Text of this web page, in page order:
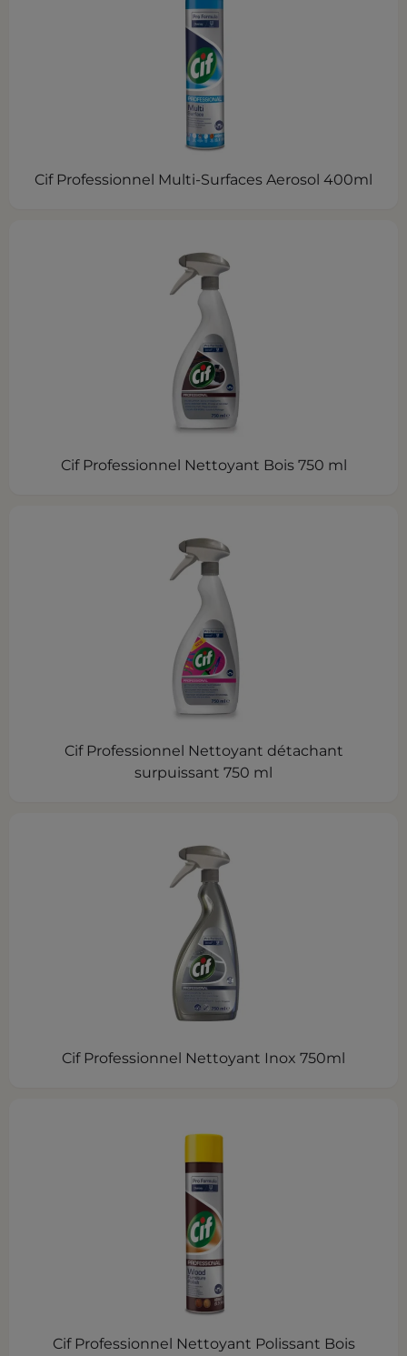
Cif Professionnel Multi-Surfaces Aerosol 400ml
Cif Professionnel Nettoyant Bois 750 ml
Cif Professionnel Nettoyant détachant
surpuissant 750 ml
Cif Professionnel Nettoyant Inox 750ml
Cif Professionnel Nettoyant Polissant Bois